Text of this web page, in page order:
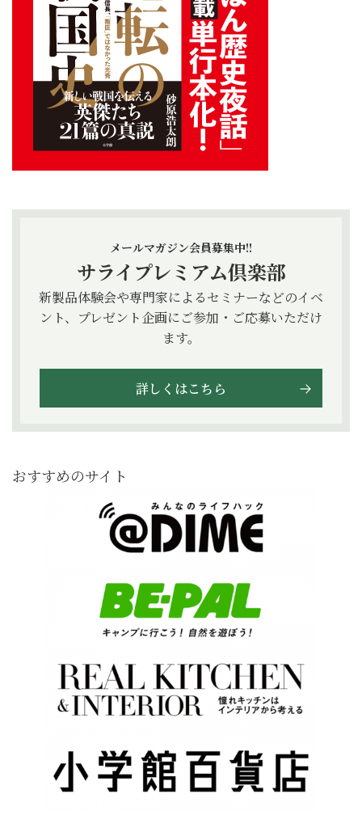
メールマガジン会員募集中!!
サライプレミアム倶楽部
新製品体験会や専門家によるセミナーなどのイベ
ント、プレゼント企画にご参加・ご応募いただけ
ます。
詳しくはこちら
おすすめのサイト